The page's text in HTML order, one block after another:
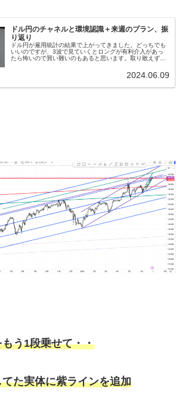
ドル円のチャネルと環境認識＋来週のプラン、振
り返り
ドル円が雇用統計の結果で上がってきました。どっちでも
いいのですが、3波で見ていくとロングが有利介入があっ
たら怖いので買い難いのもあると思います。取り敢えず、
2024.06.09
う1段乗せて・・
た実体に紫ラインを追加